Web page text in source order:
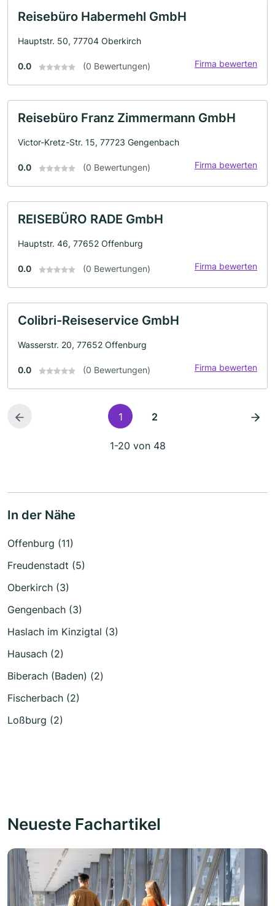
Reisebüro Habermehl GmbH
Hauptstr. 50, 77704 Oberkirch
0.0 (0 Bewertungen) Firma bewerten
Reisebüro Franz Zimmermann GmbH
Victor-Kretz-Str. 15, 77723 Gengenbach
0.0 (0 Bewertungen) Firma bewerten
REISEBÜRO RADE GmbH
Hauptstr. 46, 77652 Offenburg
0.0 (0 Bewertungen) Firma bewerten
Colibri-Reiseservice GmbH
Wasserstr. 20, 77652 Offenburg
0.0 (0 Bewertungen) Firma bewerten
1 2
1-20 von 48
In der Nähe
Offenburg (11)
Freudenstadt (5)
Oberkirch (3)
Gengenbach (3)
Haslach im Kinzigtal (3)
Hausach (2)
Biberach (Baden) (2)
Fischerbach (2)
Loßburg (2)
Neueste Fachartikel